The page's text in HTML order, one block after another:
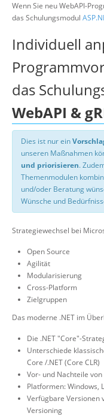
Wenn Sie neu WebAPI-
das Schulungsmodul
Individuell
das
WebAPI &
Dies ist nur ein
unseren Maßnahmen
und priorisieren.
Themenmodulen
und/oder Beratung
Wünsche und
Strategiewechsel bei
Open Source
Agilität
Modularisierung
Cross-Platform
Zielgruppen
Das moderne .NET im
Die .NET "Core"-
Unterschiede
Core /.NET (Core CLR)
Vor- und Nachteile
Platformen: Windows,
Verfügbare Versionen
Versioning